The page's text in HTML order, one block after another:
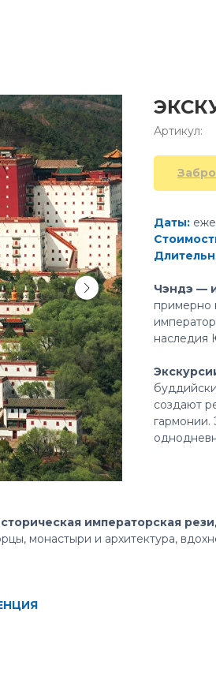
Артикул:
Даты:
Чэндэ —
примерно
создают
императорская
монастыри и архитектура,